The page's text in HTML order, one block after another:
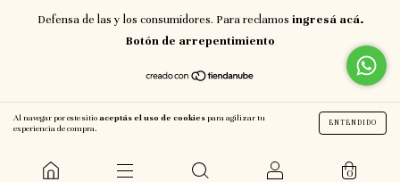
Al navegar por este sitioaceptás el uso de cookiespara agilizar tu
experiencia de compra.
ENTENDIDO
0
Defensa de las y los consumidores. Para reclamos ingresá acá.
Botón de arrepentimiento